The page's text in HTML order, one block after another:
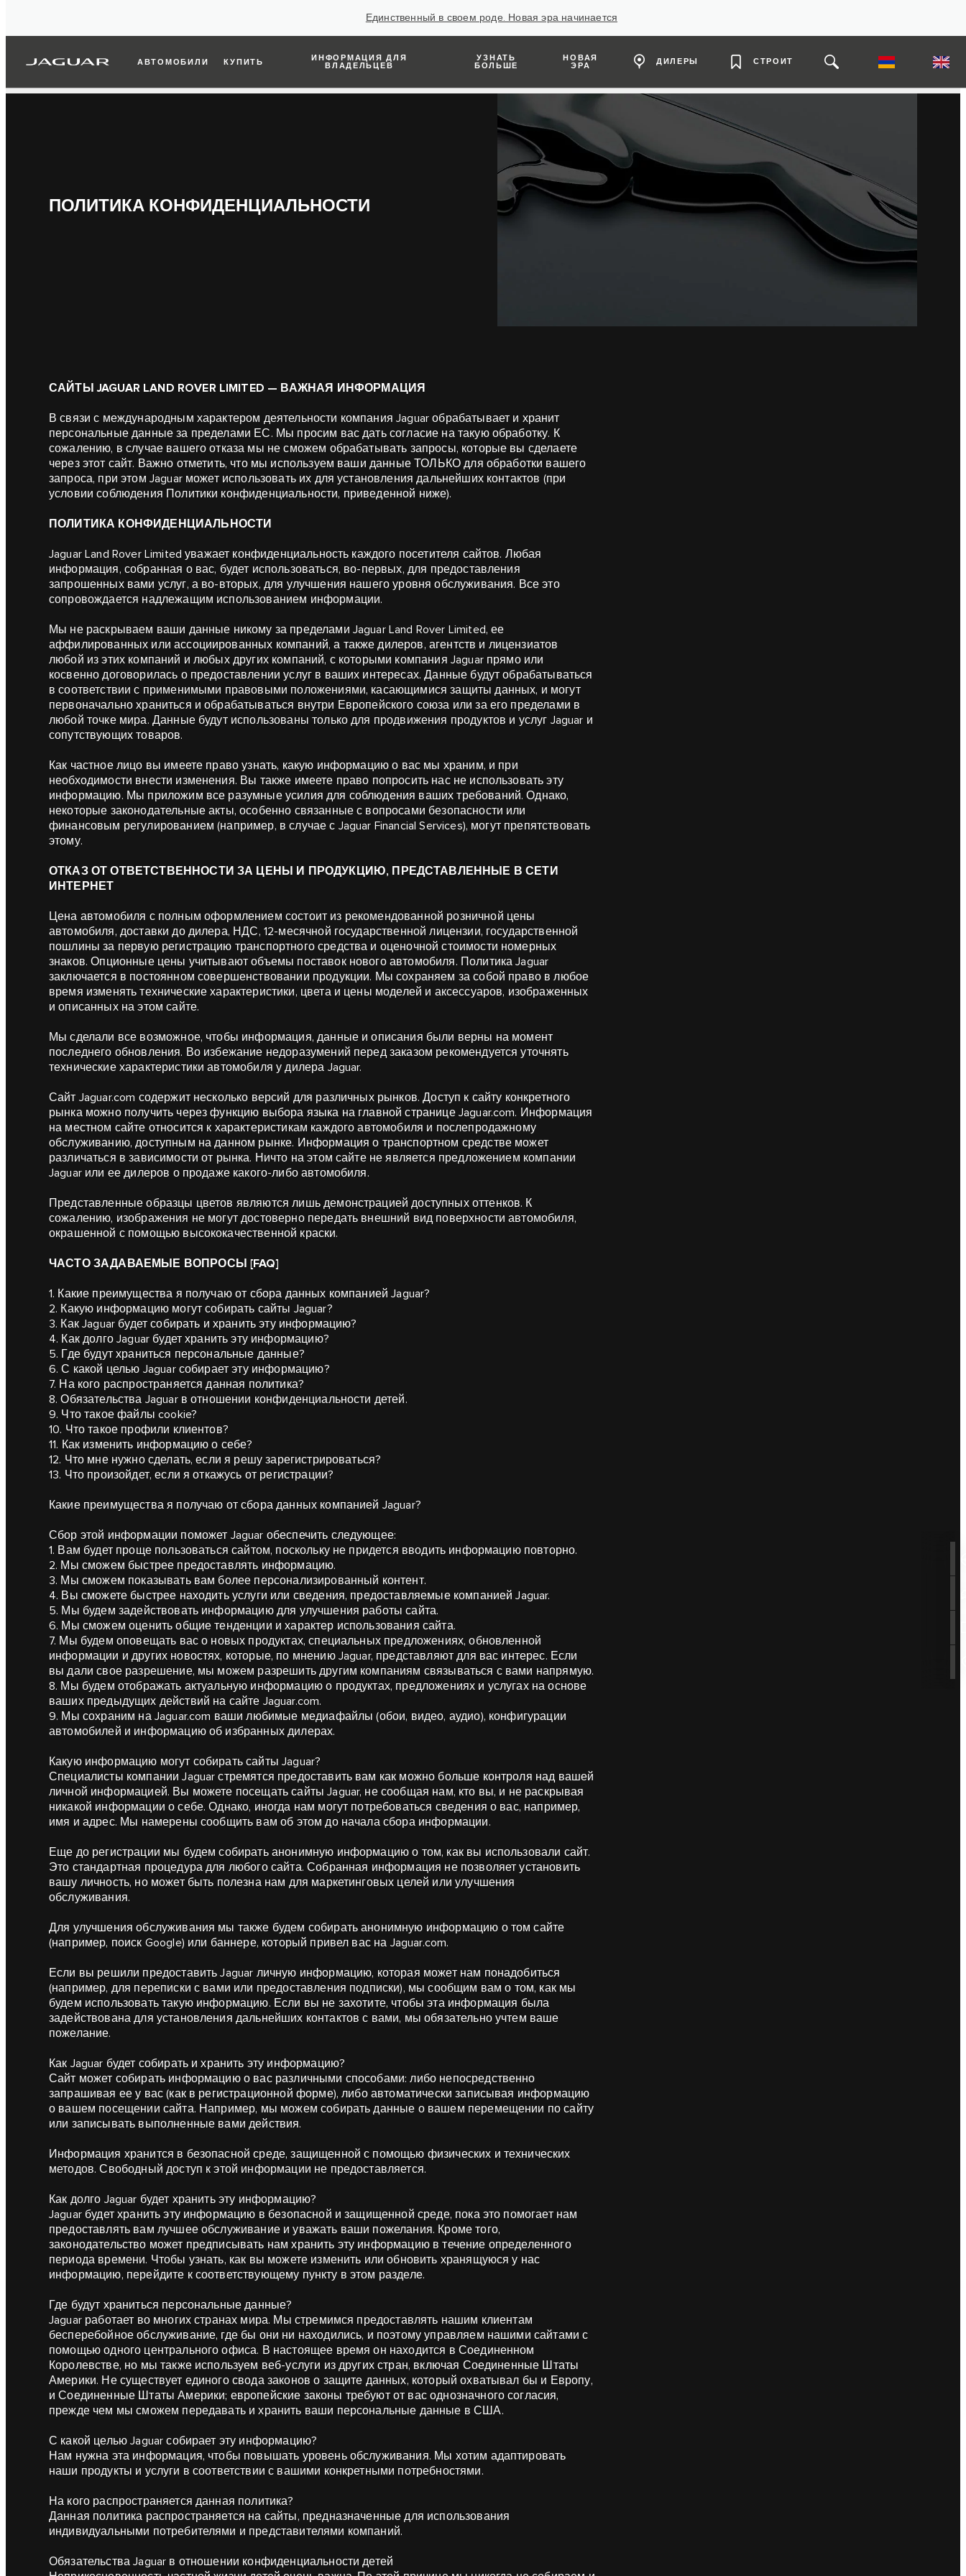
Единственный в своем роде. Новая эра начинается
АВТОМОБИЛИ КУПИТЬ
ИНФОРМАЦИЯ ДЛЯ
ВЛАДЕЛЬЦЕВ
УЗНАТЬ
БОЛЬШЕ
НОВАЯ
ЭРА
ДИЛЕРЫ СТРОИТ
ПОЛИТИКА КОНФИДЕНЦИАЛЬНОСТИ
САЙТЫ JAGUAR LAND ROVER LIMITED — ВАЖНАЯ ИНФОРМАЦИЯ
В связи с международным характером деятельности компания Jaguar обрабатывает и хранит
персональные данные за пределами ЕС. Мы просим вас дать согласие на такую обработку. К
сожалению, в случае вашего отказа мы не сможем обрабатывать запросы, которые вы сделаете
через этот сайт. Важно отметить, что мы используем ваши данные ТОЛЬКО для обработки вашего
запроса, при этом Jaguar может использовать их для установления дальнейших контактов (при
условии соблюдения Политики конфиденциальности, приведенной ниже).
ПОЛИТИКА КОНФИДЕНЦИАЛЬНОСТИ
Jaguar Land Rover Limited уважает конфиденциальность каждого посетителя сайтов. Любая
информация, собранная о вас, будет использоваться, во-первых, для предоставления
запрошенных вами услуг, а во-вторых, для улучшения нашего уровня обслуживания. Все это
сопровождается надлежащим использованием информации.
Мы не раскрываем ваши данные никому за пределами Jaguar Land Rover Limited, ее
аффилированных или ассоциированных компаний, а также дилеров, агентств и лицензиатов
любой из этих компаний и любых других компаний, с которыми компания Jaguar прямо или
косвенно договорилась о предоставлении услуг в ваших интересах. Данные будут обрабатываться
в соответствии с применимыми правовыми положениями, касающимися защиты данных, и могут
первоначально храниться и обрабатываться внутри Европейского союза или за его пределами в
любой точке мира. Данные будут использованы только для продвижения продуктов и услуг Jaguar и
сопутствующих товаров.
Как частное лицо вы имеете право узнать, какую информацию о вас мы храним, и при
необходимости внести изменения. Вы также имеете право попросить нас не использовать эту
информацию. Мы приложим все разумные усилия для соблюдения ваших требований. Однако,
некоторые законодательные акты, особенно связанные с вопросами безопасности или
финансовым регулированием (например, в случае с Jaguar Financial Services), могут препятствовать
этому.
ОТКАЗ ОТ ОТВЕТСТВЕННОСТИ ЗА ЦЕНЫ И ПРОДУКЦИЮ, ПРЕДСТАВЛЕННЫЕ В СЕТИ
ИНТЕРНЕТ
Цена автомобиля с полным оформлением состоит из рекомендованной розничной цены
автомобиля, доставки до дилера, НДС, 12-месячной государственной лицензии, государственной
пошлины за первую регистрацию транспортного средства и оценочной стоимости номерных
знаков. Опционные цены учитывают объемы поставок нового автомобиля. Политика Jaguar
заключается в постоянном совершенствовании продукции. Мы сохраняем за собой право в любое
время изменять технические характеристики, цвета и цены моделей и аксессуаров, изображенных
и описанных на этом сайте.
Мы сделали все возможное, чтобы информация, данные и описания были верны на момент
последнего обновления. Во избежание недоразумений перед заказом рекомендуется уточнять
технические характеристики автомобиля у дилера Jaguar.
Сайт Jaguar.com содержит несколько версий для различных рынков. Доступ к сайту конкретного
рынка можно получить через функцию выбора языка на главной странице Jaguar.com. Информация
на местном сайте относится к характеристикам каждого автомобиля и послепродажному
обслуживанию, доступным на данном рынке. Информация о транспортном средстве может
различаться в зависимости от рынка. Ничто на этом сайте не является предложением компании
Jaguar или ее дилеров о продаже какого-либо автомобиля.
Представленные образцы цветов являются лишь демонстрацией доступных оттенков. К
сожалению, изображения не могут достоверно передать внешний вид поверхности автомобиля,
окрашенной с помощью высококачественной краски.
ЧАСТО ЗАДАВАЕМЫЕ ВОПРОСЫ [FAQ]
1. Какие преимущества я получаю от сбора данных компанией Jaguar?
2. Какую информацию могут собирать сайты Jaguar?
3. Как Jaguar будет собирать и хранить эту информацию?
4. Как долго Jaguar будет хранить эту информацию?
5. Где будут храниться персональные данные?
6. С какой целью Jaguar собирает эту информацию?
7. На кого распространяется данная политика?
8. Обязательства Jaguar в отношении конфиденциальности детей.
9. Что такое файлы cookie?
10. Что такое профили клиентов?
11. Как изменить информацию о себе?
12. Что мне нужно сделать, если я решу зарегистрироваться?
13. Что произойдет, если я откажусь от регистрации?
Какие преимущества я получаю от сбора данных компанией Jaguar?
Сбор этой информации поможет Jaguar обеспечить следующее:
1. Вам будет проще пользоваться сайтом, поскольку не придется вводить информацию повторно.
2. Мы сможем быстрее предоставлять информацию.
3. Мы сможем показывать вам более персонализированный контент.
4. Вы сможете быстрее находить услуги или сведения, предоставляемые компанией Jaguar.
5. Мы будем задействовать информацию для улучшения работы сайта.
6. Мы сможем оценить общие тенденции и характер использования сайта.
7. Мы будем оповещать вас о новых продуктах, специальных предложениях, обновленной
информации и других новостях, которые, по мнению Jaguar, представляют для вас интерес. Если
вы дали свое разрешение, мы можем разрешить другим компаниям связываться с вами напрямую.
8. Мы будем отображать актуальную информацию о продуктах, предложениях и услугах на основе
ваших предыдущих действий на сайте Jaguar.com.
9. Мы сохраним на Jaguar.com ваши любимые медиафайлы (обои, видео, аудио), конфигурации
автомобилей и информацию об избранных дилерах.
Какую информацию могут собирать сайты Jaguar?
Специалисты компании Jaguar стремятся предоставить вам как можно больше контроля над вашей
личной информацией. Вы можете посещать сайты Jaguar, не сообщая нам, кто вы, и не раскрывая
никакой информации о себе. Однако, иногда нам могут потребоваться сведения о вас, например,
имя и адрес. Мы намерены сообщить вам об этом до начала сбора информации.
Еще до регистрации мы будем собирать анонимную информацию о том, как вы использовали сайт.
Это стандартная процедура для любого сайта. Собранная информация не позволяет установить
вашу личность, но может быть полезна нам для маркетинговых целей или улучшения
обслуживания.
Для улучшения обслуживания мы также будем собирать анонимную информацию о том сайте
(например, поиск Google) или баннере, который привел вас на Jaguar.com.
Если вы решили предоставить Jaguar личную информацию, которая может нам понадобиться
(например, для переписки с вами или предоставления подписки), мы сообщим вам о том, как мы
будем использовать такую информацию. Если вы не захотите, чтобы эта информация была
задействована для установления дальнейших контактов с вами, мы обязательно учтем ваше
пожелание.
Как Jaguar будет собирать и хранить эту информацию?
Сайт может собирать информацию о вас различными способами: либо непосредственно
запрашивая ее у вас (как в регистрационной форме), либо автоматически записывая информацию
о вашем посещении сайта. Например, мы можем собирать данные о вашем перемещении по сайту
или записывать выполненные вами действия.
Информация хранится в безопасной среде, защищенной с помощью физических и технических
методов. Свободный доступ к этой информации не предоставляется.
Как долго Jaguar будет хранить эту информацию?
Jaguar будет хранить эту информацию в безопасной и защищенной среде, пока это помогает нам
предоставлять вам лучшее обслуживание и уважать ваши пожелания. Кроме того,
законодательство может предписывать нам хранить эту информацию в течение определенного
периода времени. Чтобы узнать, как вы можете изменить или обновить хранящуюся у нас
информацию, перейдите к соответствующему пункту в этом разделе.
Где будут храниться персональные данные?
Jaguar работает во многих странах мира. Мы стремимся предоставлять нашим клиентам
бесперебойное обслуживание, где бы они ни находились, и поэтому управляем нашими сайтами с
помощью одного центрального офиса. В настоящее время он находится в Соединенном
Королевстве, но мы также используем веб-услуги из других стран, включая Соединенные Штаты
Америки. Не существует единого свода законов о защите данных, который охватывал бы и Европу,
и Соединенные Штаты Америки; европейские законы требуют от вас однозначного согласия,
прежде чем мы сможем передавать и хранить ваши персональные данные в США.
С какой целью Jaguar собирает эту информацию?
Нам нужна эта информация, чтобы повышать уровень обслуживания. Мы хотим адаптировать
наши продукты и услуги в соответствии с вашими конкретными потребностями.
На кого распространяется данная политика?
Данная политика распространяется на сайты, предназначенные для использования
индивидуальными потребителями и представителями компаний.
Обязательства Jaguar в отношении конфиденциальности детей